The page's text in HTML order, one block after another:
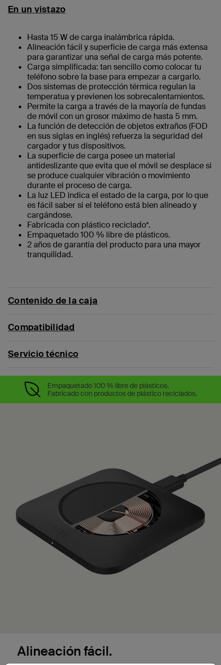
En un vistazo
‌Hasta 15 W de carga inalámbrica rápida.
Alineación fácil y superficie de carga más extensa
para garantizar una señal de carga más potente.
Carga simplificada: tan sencillo como colocar tu
teléfono sobre la base para empezar a cargarlo.
Dos sistemas de protección térmica regulan la
temperatua y previenen los sobrecalentamientos.
Permite la carga a través de la mayoría de fundas
de móvil con un grosor máximo de hasta 5 mm.
La función de detección de objetos extraños (FOD
en sus siglas en inglés) refuerza la seguridad del
cargador y tus dispositivos.
La superficie de carga posee un material
antideslizante que evita que el móvil se desplace si
se produce cualquier vibración o movimiento
durante el proceso de carga.
La luz LED indica el estado de la carga, por lo que
es fácil saber si el teléfono está bien alineado y
cargándose.
Fabricada con plástico reciclado*.
Empaquetado 100 % libre de plásticos.
2 años de garantía del producto para una mayor
tranquilidad.
Contenido de la caja
Compatibilidad
Servicio técnico
Empaquetado 100 % libre de plásticos.
Fabricado con productos de plástico reciclados.
Alineación fácil.